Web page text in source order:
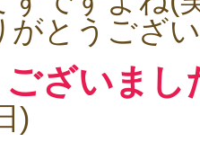
がとうござ
ざいまし
)